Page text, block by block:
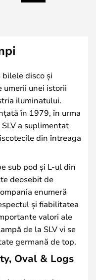
disco și
umerii unei istorii
iluminatului.
în 1979, în urma
a suplimentat
din întreaga
sub pod și L-ul din
deosebit de
enumeră
și fiabilitatea
valori ale
de la SLV vi se
germană de top.
Oval & Logs